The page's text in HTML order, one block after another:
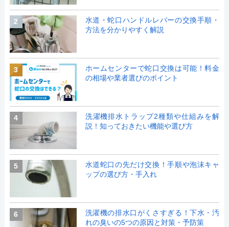
2
水道・蛇口ハンドルレバーの交換手順・
方法を分かりやすく解説
3
ホームセンターで蛇口交換は可能！料金
の相場や業者選びのポイント
4
洗濯機排水トラップ2種類や仕組みを解
説！知っておきたい機能や選び方
5
水道蛇口の先だけ交換！手順や泡沫キャ
ップの選び方・手入れ
6
洗濯機の排水口がくさすぎる！下水・汚
れの臭いの5つの原因と対策・予防策